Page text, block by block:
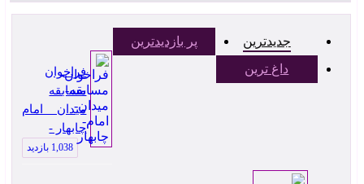
جدیدترین
پر بازدیدترین
داغ ترین
فراخوان
مسابقه
میدان امام
چابهار -
1,038 بازدید